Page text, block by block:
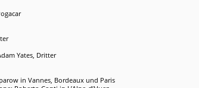
Yates, Dritter
in Vannes, Bordeaux und Paris